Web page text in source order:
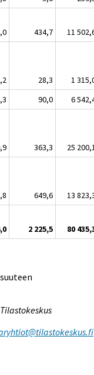
434,7 11
28,3 1
90,0 6
363,3 25
649,6 13
2 225,5 80